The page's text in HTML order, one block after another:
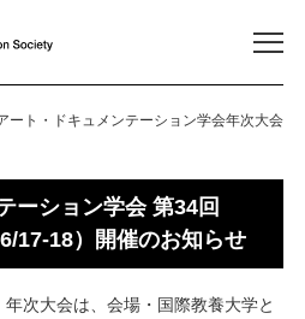
ート・ドキュメンテーション学会年次大会
ーション学会 第34回
17-18）開催のお知らせ
次大会は、会場・国際教養大学と